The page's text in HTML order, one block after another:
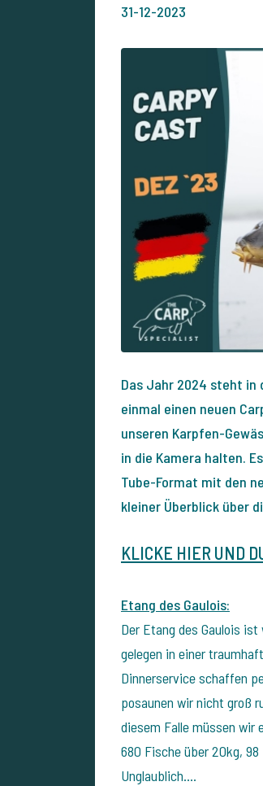
31-12-2023
Das Jahr 2024 steht in
einmal einen neuen
unseren Karpfen-
in die Kamera halten.
Tube-Format mit den
kleiner Überblick über
KLICKE HIER UND
Etang des Gaulois:
Der Etang des Gaulois
gelegen in einer
Dinnerservice schaffen
posaunen wir nicht groß
diesem Falle müssen wir
680 Fische über 20kg,
Unglaublich....